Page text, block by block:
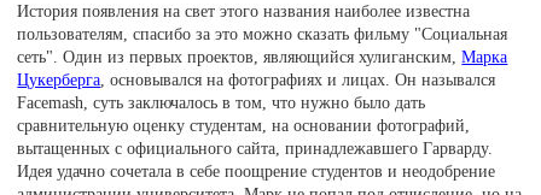
История появления на свет этого названия наиболее известна
пользователям, спасибо за это можно сказать фильму "Социальная
сеть". Один из первых проектов, являющийся хулиганским,Марка
Цукерберга, основывался на фотографиях и лицах. Он назывался
Facemash, суть заключалось в том, что нужно было дать
сравнительную оценку студентам, на основании фотографий,
вытащенных с официального сайта, принадлежавшего Гарварду.
Идея удачно сочетала в себе поощрение студентов и неодобрение